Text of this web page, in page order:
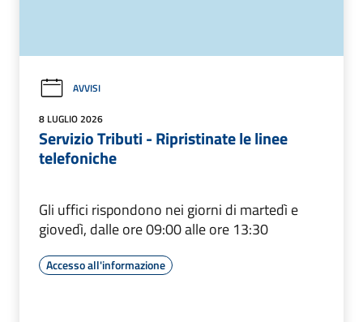
AVVISI
8 LUGLIO 2026
Servizio Tributi - Ripristinate le linee
telefoniche
Gli uffici rispondono nei giorni di martedì e
giovedì, dalle ore 09:00 alle ore 13:30
Accesso all'informazione